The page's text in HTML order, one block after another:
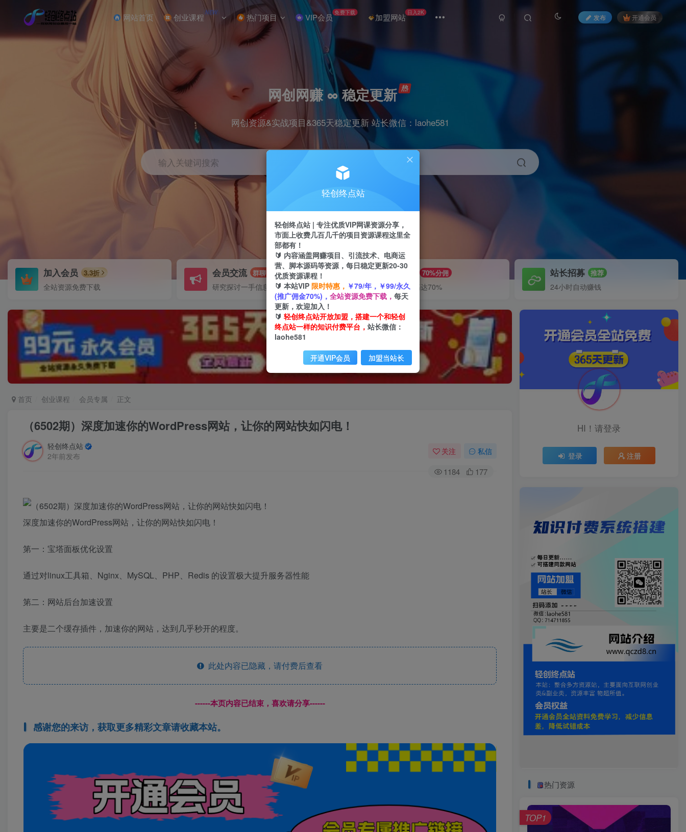
网站首页 创业课程 NEW 热门项目 VIP会员 免费下载 加盟网站 日入2K
发布 开通会员
网创网赚 ∞ 稳定更新
网创资源&实战项目&365天稳定更新 站长微信：laohe581
输入关键词搜索
剪辑 引流 带货
加入会员 3.3折
全站资源免费下载
会员交流 群聊
研究探讨一手信息差
推广赚钱 70%分佣
推广返佣高达70%
站长招募 推荐
24小时自动赚钱
首页 创业课程 会员专属 正文
（6502期）深度加速你的WordPress网站，让你的网站快如闪电！
轻创终点站
2年前发布
关注 私信
1184 177
深度加速你的WordPress网站，让你的网站快如闪电！
第一：宝塔面板优化设置
通过对linux工具箱、Nginx、MySQL、PHP、Redis 的设置极大提升服务器性能
第二：网站后台加速设置
主要是二个缓存插件，加速你的网站，达到几乎秒开的程度。
此处内容已隐藏，请付费后查看
------本页内容已结束，喜欢请分享------
感谢您的来访，获取更多精彩文章请收藏本站。
HI！请登录
登录 注册
热门资源
TOP1
轻创终点站
轻创终点站 | 专注优质VIP网课资源分享，
市面上收费几百几千的项目资源课程这里全
部都有！
🔰 内容涵盖网赚项目、引流技术、电商运
营、脚本源码等资源，每日稳定更新20-30
优质资源课程！
🔰 本站VIP 限时特惠， ￥79/年，￥99/永久
(推广佣金70%)， 全站资源免费下载， 每天
更新，欢迎加入！
🔰 轻创终点站开放加盟，搭建一个和轻创
终点站一样的知识付费平台， 站长微信：
laohe581
开通VIP会员 加盟当站长